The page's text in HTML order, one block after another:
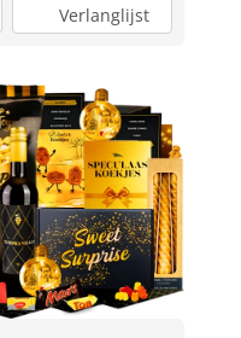
Verlanglijst